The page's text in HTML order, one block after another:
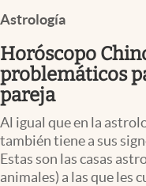
Pc y celular
Vida y estilo
Tv
Clima
Astrología
Horóscopo
problemáticos
pareja
Al igual que en la
también tiene a sus
Estas son las casas
animales) a las que les